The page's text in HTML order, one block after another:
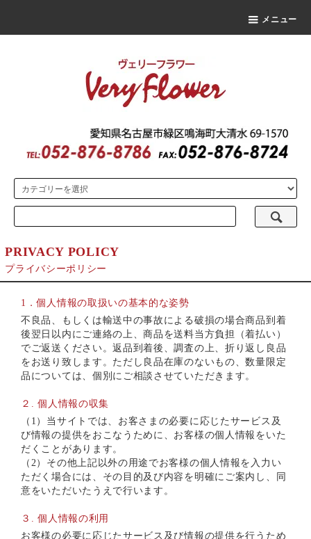
メニュー
PRIVACY POLICY
プライバシーポリシー
1．個人情報の取扱いの基本的な姿勢
不良品、もしくは輸送中の事故による破損の場合商品到着
後翌日以内にご連絡の上、商品を送料当方負担（着払い）
でご返送ください。返品到着後、調査の上、折り返し良品
をお送り致します。ただし良品在庫のないもの、数量限定
品については、個別にご相談させていただきます。
２. 個人情報の収集
（1）当サイトでは、お客さまの必要に応じたサービス及
び情報の提供をおこなうために、お客様の個人情報をいた
だくことがあります。
（2）その他上記以外の用途でお客様の個人情報を入力い
ただく場合には、その目的及び内容を明確にご案内し、同
意をいただいたうえで行います。
３. 個人情報の利用
お客様の必要に応じたサービス及び情報の提供を行うため